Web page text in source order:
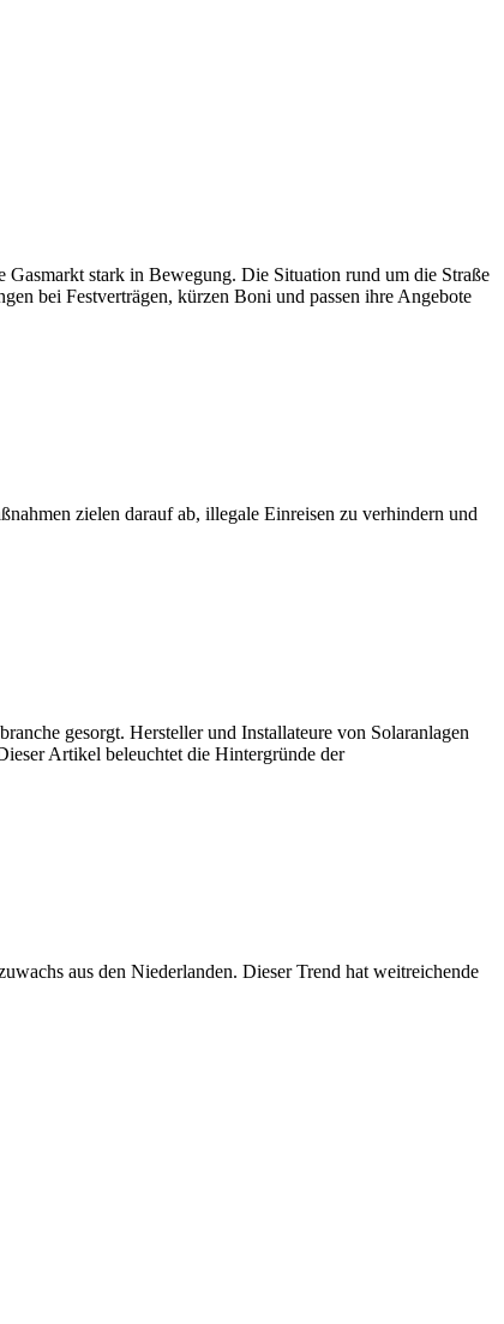
stark in Bewegung. Die Situation rund um die Straße
bei Festverträgen, kürzen Boni und passen ihre Angebote
zielen darauf ab, illegale Einreisen zu verhindern und
gesorgt. Hersteller und Installateure von Solaranlagen
Artikel beleuchtet die Hintergründe der
aus den Niederlanden. Dieser Trend hat weitreichende